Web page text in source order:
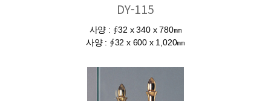
DY-115
사양 : ∮32 x 340 x 780㎜
사양 : ∮32 x 600 x 1,020㎜